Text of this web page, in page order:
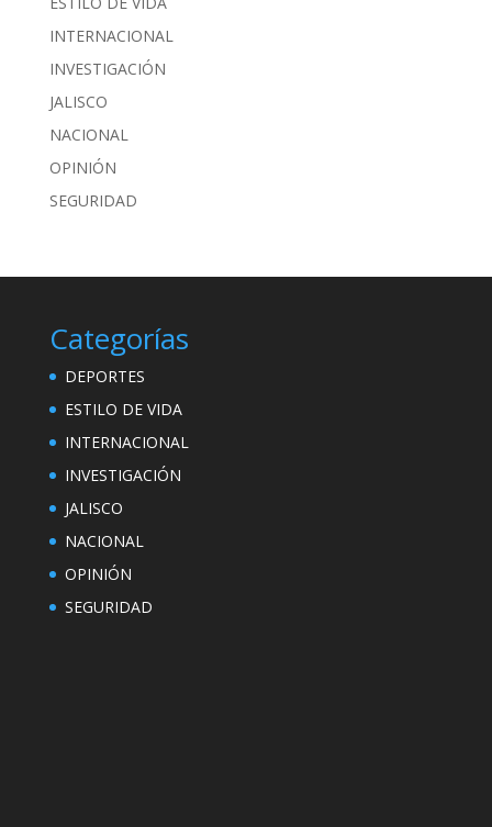
INTERNACIONAL
INVESTIGACIÓN
JALISCO
NACIONAL
OPINIÓN
SEGURIDAD
Categorías
DEPORTES
ESTILO DE VIDA
INTERNACIONAL
INVESTIGACIÓN
JALISCO
NACIONAL
OPINIÓN
SEGURIDAD